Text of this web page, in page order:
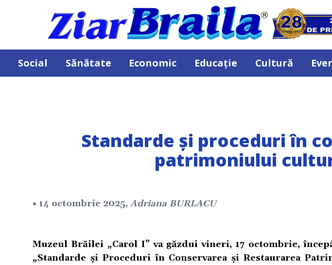
Social Sănătate Economic Educație Cultură
Standarde și proceduri în
patrimoniului
• 14 octombrie 2025,Adriana BURLACU
Muzeul Brăilei „Carol I” va găzdui vineri, 17 octombrie,
„Standarde și Proceduri în Conservarea și Restaurarea